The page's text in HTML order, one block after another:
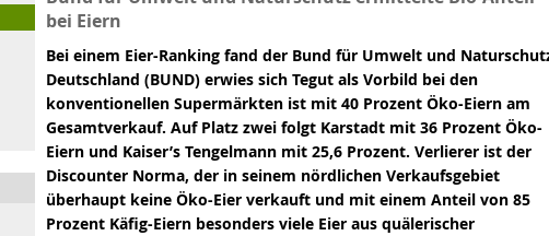
bei Eiern
Bei einem Eier-Ranking fand der Bund für Umwelt und
Deutschland (BUND) erwies sich Tegut als Vorbild bei den
konventionellen Supermärkten ist mit 40 Prozent Öko-Eiern am
Gesamtverkauf. Auf Platz zwei folgt Karstadt mit 36 Prozent Öko-
Eiern und Kaiser’s Tengelmann mit 25,6 Prozent. Verlierer ist der
Discounter Norma, der in seinem nördlichen Verkaufsgebiet
überhaupt keine Öko-Eier verkauft und mit einem Anteil von 85
Prozent Käfig-Eiern besonders viele Eier aus quälerischer